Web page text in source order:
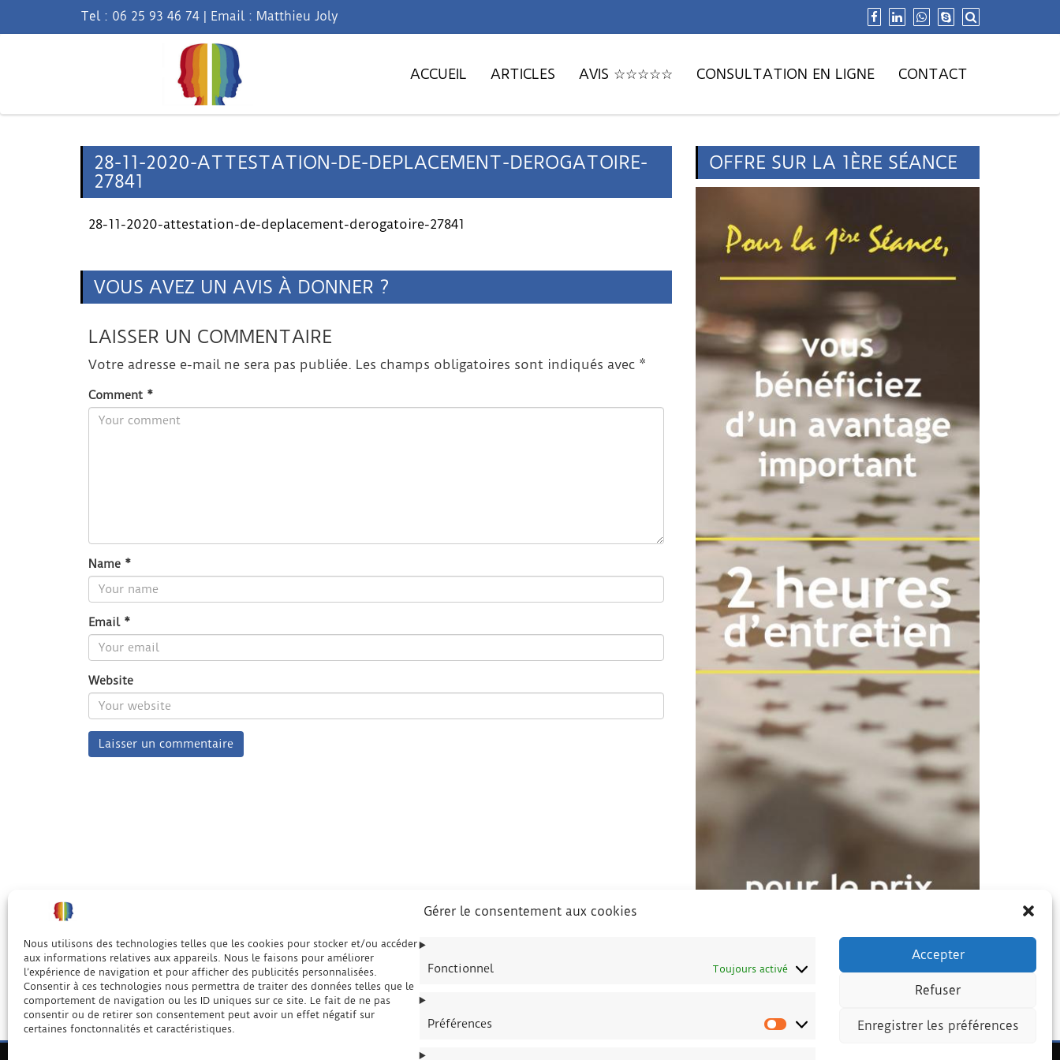
Gérer le consentement aux cookies
Nous utilisons des technologies telles que les cookies pour stocker et/ou accéder
aux informations relatives aux appareils. Nous le faisons pour améliorer
l’expérience de navigation et pour afficher des publicités personnalisées.
Consentir à ces technologies nous permettra de traiter des données telles que le
comportement de navigation ou les ID uniques sur ce site. Le fait de ne pas
consentir ou de retirer son consentement peut avoir un effet négatif sur
certaines fonctonnalités et caractéristiques.
Fonctionnel Toujours activé
Préférences Préférences
Accepter
Refuser
Enregistrer les préférences
Tel : 06 25 93 46 74 | Email : Matthieu Joly
ACCUEIL ARTICLES AVIS ☆☆☆☆☆ CONSULTATION EN LIGNE CONTACT
28-11-2020-ATTESTATION-DE-DEPLACEMENT-DEROGATOIRE-
27841
28-11-2020-attestation-de-deplacement-derogatoire-27841
VOUS AVEZ UN AVIS À DONNER ?
LAISSER UN COMMENTAIRE
Votre adresse e-mail ne sera pas publiée. Les champs obligatoires sont indiqués avec *
Comment *
Name *
Email *
Website
OFFRE SUR LA 1ÈRE SÉANCE